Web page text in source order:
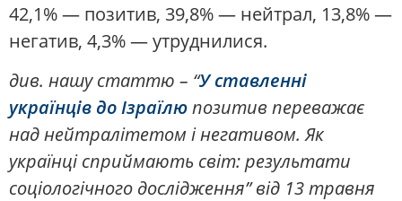
42,1% — позитив, 39,8% — нейтрал, 13,8% —
негатив, 4,3% — утруднилися.
див. нашу статтю – “У ставленні
українців до Ізраїлюпозитив переважає
над нейтралітетом і негативом. Як
українці сприймають світ: результати
соціологічного дослідження” від 13 травня